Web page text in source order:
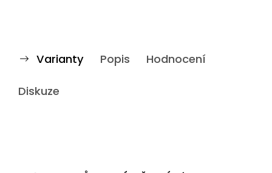
Varianty Popis Hodnocení
Diskuze